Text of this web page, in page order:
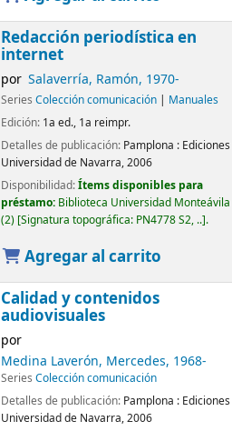
Redacción periodística en
internet
por Salaverría, Ramón, 1970-
Series Colección comunicación| Manuales
Edición: 1a ed., 1a reimpr.
Detalles de publicación: Pamplona : Ediciones
Universidad de Navarra,2006
Disponibilidad:Ítems disponibles para
préstamo: Biblioteca Universidad Monteávila
(2) Signatura topográfica: PN4778 S2, .. .
Agregar al carrito
Calidad y contenidos
audiovisuales
por
Medina Laverón, Mercedes, 1968-
Series Colección comunicación
Detalles de publicación: Pamplona : Ediciones
Universidad de Navarra,2006